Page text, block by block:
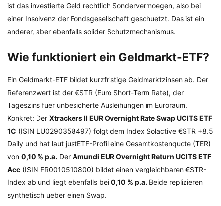
ist das investierte Geld rechtlich Sondervermoegen, also bei
einer Insolvenz der Fondsgesellschaft geschuetzt. Das ist ein
anderer, aber ebenfalls solider Schutzmechanismus.
Wie funktioniert ein Geldmarkt-ETF?
Ein Geldmarkt-ETF bildet kurzfristige Geldmarktzinsen ab. Der
Referenzwert ist der €STR (Euro Short-Term Rate), der
Tageszins fuer unbesicherte Ausleihungen im Euroraum.
Konkret: Der Xtrackers II EUR Overnight Rate Swap UCITS ETF
1C (ISIN LU0290358497) folgt dem Index Solactive €STR +8.5
Daily und hat laut justETF-Profil eine Gesamtkostenquote (TER)
von 0,10 % p.a. Der Amundi EUR Overnight Return UCITS ETF
Acc (ISIN FR0010510800) bildet einen vergleichbaren €STR-
Index ab und liegt ebenfalls bei 0,10 % p.a. Beide replizieren
synthetisch ueber einen Swap.